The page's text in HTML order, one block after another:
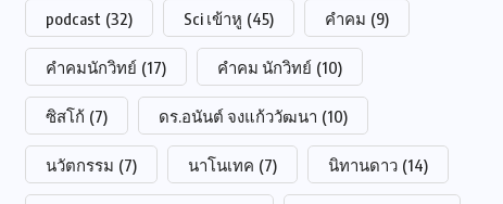
podcast (32) Sci เข้าหู (45) คำคม (9)
คำคมนักวิทย์ (17) คำคม นักวิทย์ (10)
ซิสโก้ (7) ดร.อนันต์ จงแก้ววัฒนา (10)
นวัตกรรม (7) นาโนเทค (7) นิทานดาว (14)